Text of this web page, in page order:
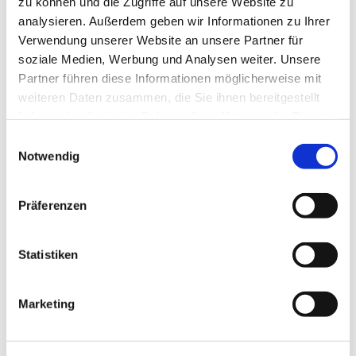
analysieren. Außerdem geben wir Informationen zu Ihrer
Verwendung unserer Website an unsere Partner für
soziale Medien, Werbung und Analysen weiter. Unsere
Partner führen diese Informationen möglicherweise mit
weiteren Daten zusammen, die Sie ihnen bereitgestellt
Notwendig
Präferenzen
Statistiken
Marketing
Willkommen
Hier erhalten Sie den Überblick
Gottesdienste